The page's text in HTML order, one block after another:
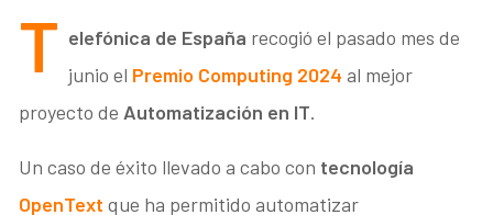
T elefónica de España recogió el pasado mes de
junio el Premio Computing 2024 al mejor
proyecto de Automatización en IT.
Un caso de éxito llevado a cabo con tecnología
OpenText que ha permitido automatizar